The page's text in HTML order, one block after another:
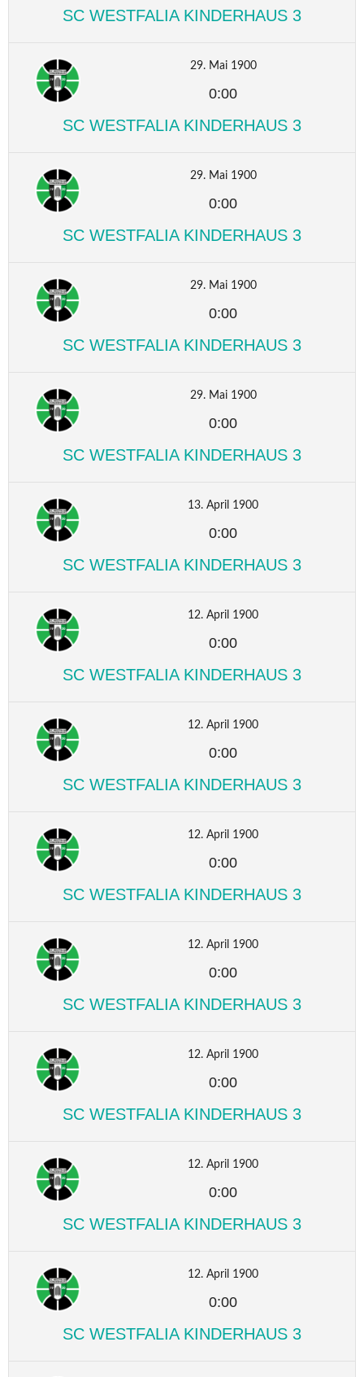
SC WESTFALIA KINDERHAUS 3
29. Mai 1900
0:00
SC WESTFALIA KINDERHAUS 3
29. Mai 1900
0:00
SC WESTFALIA KINDERHAUS 3
29. Mai 1900
0:00
SC WESTFALIA KINDERHAUS 3
29. Mai 1900
0:00
SC WESTFALIA KINDERHAUS 3
13. April 1900
0:00
SC WESTFALIA KINDERHAUS 3
12. April 1900
0:00
SC WESTFALIA KINDERHAUS 3
12. April 1900
0:00
SC WESTFALIA KINDERHAUS 3
12. April 1900
0:00
SC WESTFALIA KINDERHAUS 3
12. April 1900
0:00
SC WESTFALIA KINDERHAUS 3
12. April 1900
0:00
SC WESTFALIA KINDERHAUS 3
12. April 1900
0:00
SC WESTFALIA KINDERHAUS 3
12. April 1900
0:00
SC WESTFALIA KINDERHAUS 3